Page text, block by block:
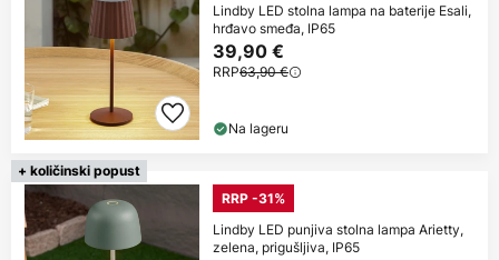
Lindby LED stolna lampa na baterije Esali,
hrđavo smeđa, IP65
39,90 €
RRP63,90 €
Na lageru
+ količinski popust
RRP -31%
Lindby LED punjiva stolna lampa Arietty,
zelena, prigušljiva, IP65